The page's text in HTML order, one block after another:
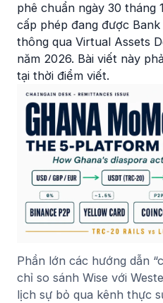
phê chuẩn ngày 30 tháng
cấp phép đang được
thông qua Virtual Assets
năm 2026. Bài viết này
tại thời điểm viết.
Phần lớn các hướng dẫn
chỉ so sánh Wise với
lịch sự bỏ qua kênh thực